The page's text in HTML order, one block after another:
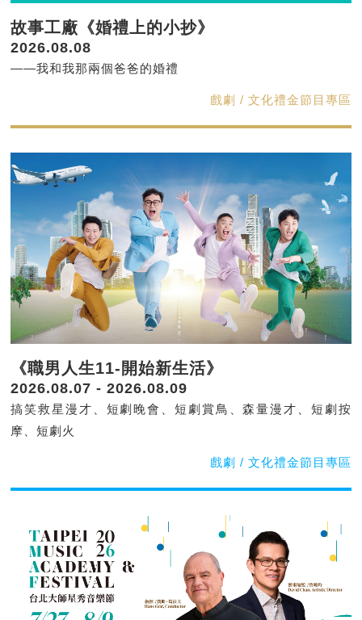
故事工廠《婚禮上的小抄》
2026.08.08
——我和我那兩個爸爸的婚禮
戲劇 / 文化禮金節目專區
《職男人生11-開始新生活》
2026.08.07 - 2026.08.09
搞笑救星漫才、短劇晚會、短劇賞鳥、森量漫才、短劇按
摩、短劇火
戲劇 / 文化禮金節目專區